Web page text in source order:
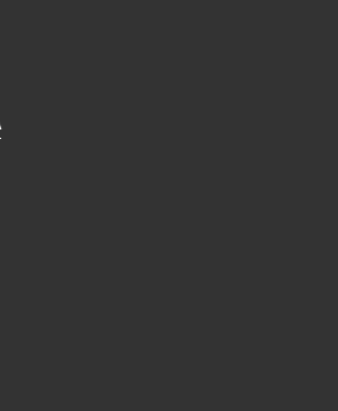
с рукавом баскетбольный